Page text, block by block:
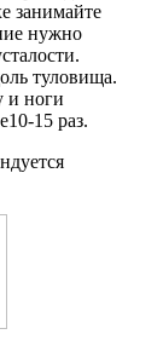
занимайте
нужно
туловища.
и ноги
15 раз.